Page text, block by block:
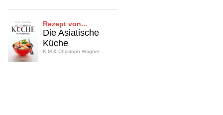
Rezept von...
Die Asiatische
Küche
KIM & Christoph Wagner